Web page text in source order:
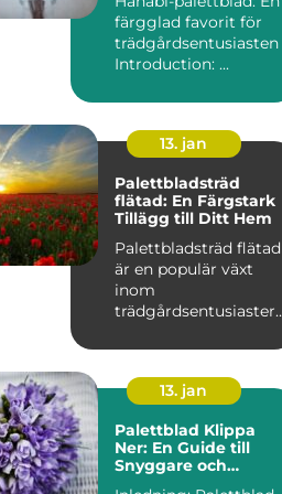
färgglad favorit för
trädgårdsentusiasten
Introduction: ...
13. jan
Palettbladsträd
flätad: En Färgstark
Tillägg till Ditt Hem
Palettbladsträd flätad
är en populär växt
inom
trädgårdsentusiasters
unika egensk...
13. jan
Palettblad Klippa
Ner: En Guide till
Snyggare och